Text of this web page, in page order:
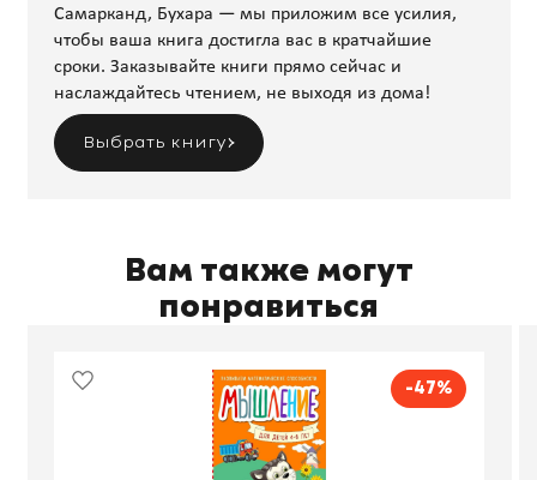
Самарканд, Бухара — мы приложим все усилия,
чтобы ваша книга достигла вас в кратчайшие
сроки. Заказывайте книги прямо сейчас и
наслаждайтесь чтением, не выходя из дома!
Выбрать книгу
Вам также могут
понравиться
-47%